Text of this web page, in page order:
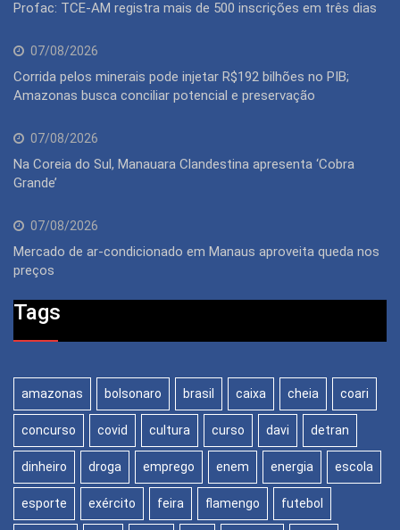
Profac: TCE-AM registra mais de 500 inscrições em três dias
07/08/2026
Corrida pelos minerais pode injetar R$192 bilhões no PIB;
Amazonas busca conciliar potencial e preservação
07/08/2026
Na Coreia do Sul, Manauara Clandestina apresenta ‘Cobra
Grande’
07/08/2026
Mercado de ar-condicionado em Manaus aproveita queda nos
preços
Tags
amazonas bolsonaro brasil caixa cheia coari
concurso covid cultura curso davi detran
dinheiro droga emprego enem energia escola
esporte exército feira flamengo futebol